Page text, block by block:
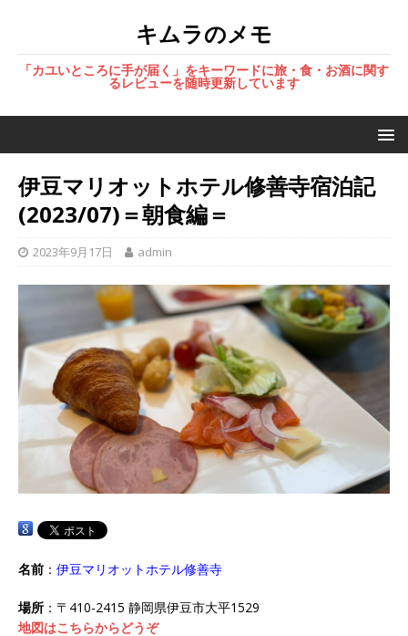
キムラのメモ
「カユいところに手が届く」をキーワードに旅・食・お酒に関す
るレビューを随時更新しています
伊豆マリオットホテル修善寺宿泊記
(2023/07)＝朝食編＝
2023年9月17日 admin
名前 ： 伊豆マリオットホテル修善寺
場所 ：〒410-2415 静岡県伊豆市大平1529
地図はこちらからどうぞ